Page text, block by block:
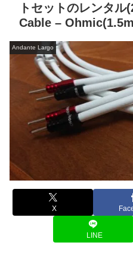
トセットのレンタ
Cable –
Andante Largo
X
LINE